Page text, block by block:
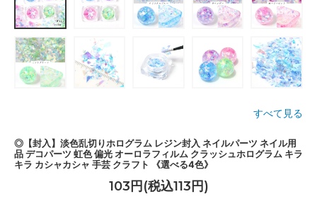
すべて見る
◎【封入】淡色乱切りホログラム レジン封入 ネイルパーツ ネイル用
品 デコパーツ 虹色 偏光 オーロラフィルム クラッシュホログラム キラ
キラ カシャカシャ 手芸 クラフト 《選べる4色》
103円(税込113円)